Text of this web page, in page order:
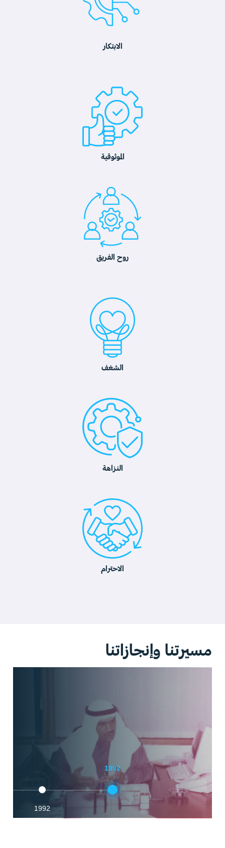
الابتكار
الموثوقية
روح الفريق
الشغف
النزاهة
الاحترام
1992
1992
مسيرتنا وإنجازاتنا